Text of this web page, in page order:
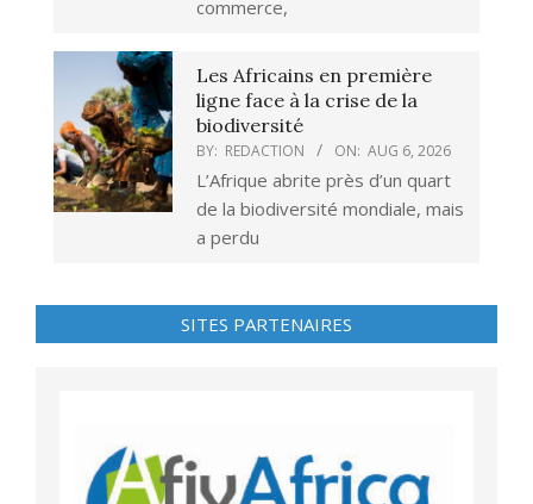
commerce,
Les Africains en première
ligne face à la crise de la
biodiversité
BY: REDACTION ON: AUG 6, 2026
L’Afrique abrite près d’un quart
de la biodiversité mondiale, mais
a perdu
SITES PARTENAIRES